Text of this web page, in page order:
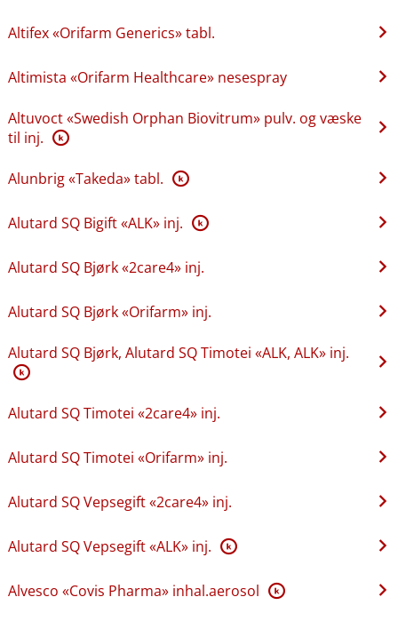
Altifex «Orifarm Generics» tabl.
Altimista «Orifarm Healthcare» nesespray
Altuvoct «Swedish Orphan Biovitrum» pulv. og væske
til inj. K
Alunbrig «Takeda» tabl. K
Alutard SQ Bigift «ALK» inj. K
Alutard SQ Bjørk «2care4» inj.
Alutard SQ Bjørk «Orifarm» inj.
Alutard SQ Bjørk, Alutard SQ Timotei «ALK, ALK» inj.
K
Alutard SQ Timotei «2care4» inj.
Alutard SQ Timotei «Orifarm» inj.
Alutard SQ Vepsegift «2care4» inj.
Alutard SQ Vepsegift «ALK» inj. K
Alvesco «Covis Pharma» inhal.aerosol K